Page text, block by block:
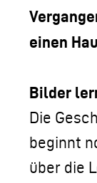
einen
Bilder
Die
beginnt
über die